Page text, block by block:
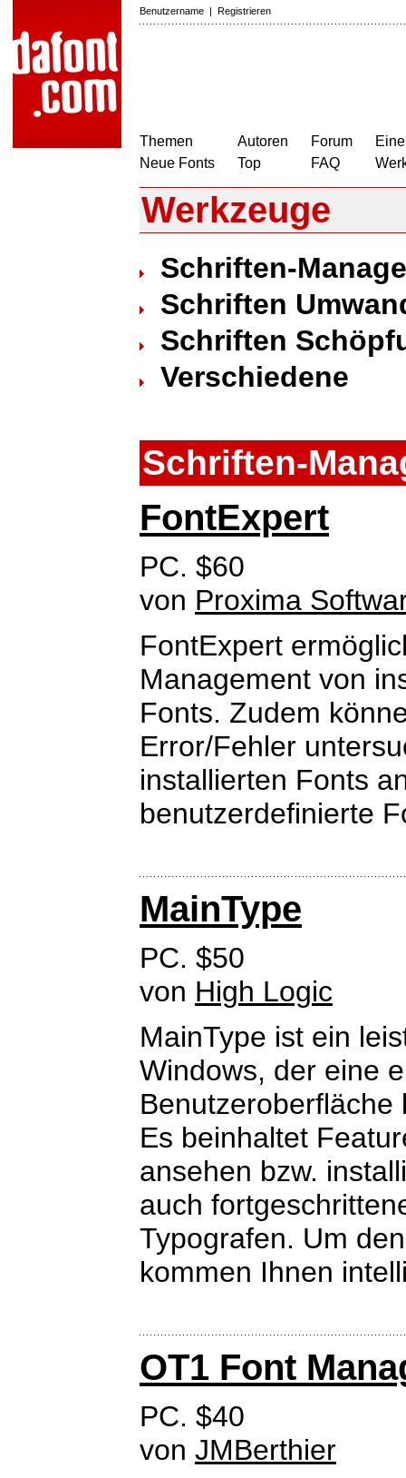
Benutzername | Registrieren
Themen
Neue Fonts
Autoren
Top
Forum
FAQ
Werkzeuge
Schriften-
Schriften
Schriften
Verschiedene
Schriften-
FontExpert
PC. $60
von Proxima
FontExpert
Management von
Fonts. Zudem
Error/Fehler
installierten Fonts
benutzerdefinierte
MainType
PC. $50
von High Logic
MainType ist ein
Windows, der eine
Benutzeroberfläche
Es beinhaltet
ansehen bzw.
auch
Typografen. Um
kommen Ihnen
OT1 Font
PC. $40
von JMBerthier